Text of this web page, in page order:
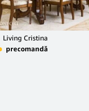
Living Cristina
precomandă